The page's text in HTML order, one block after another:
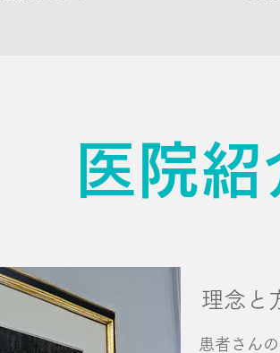
医院紹
理念と
患者さん